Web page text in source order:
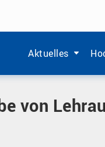
Aktuelles
Zeige Menü-
an der
von